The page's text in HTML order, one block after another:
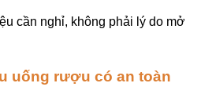
cần nghỉ, không phải lý do mở
uống rượu có an toàn